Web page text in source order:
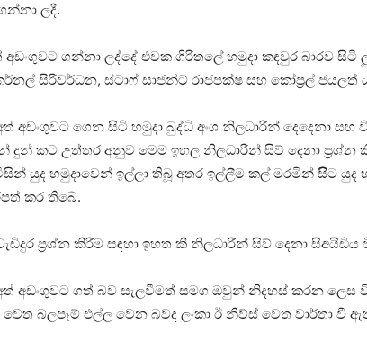
ලදී.
අඩංගුවට ගන්නා ලද්දේ එවක ගිරිතලේ හමුදා කඳවුර බාරව
සිරිවර්ධන, ස්ටාෆ් සාජන්ට් රාජපක්ෂ සහ කෝප්‍රල් ජයලත්
අඩංගුවට ගෙන සිටි හමුදා බුද්ධි අංශ නිලධාරීන් දෙදෙනා සහ
දුන් කට උත්තර අනුව මෙම ඉහල නිලධාරීන් සිව් දෙනා ප්‍රශ්න
යුද හමුදාවෙන් ඉල්ලා තිබූ අතර ඉල්ලීම කල් මරමින් සිිට යුද
කර තිබේ.
ප්‍රශ්න කිරීම සඳහා ඉහත කී නිලධාරීන් සිව් දෙනා
අඩංගුවට ගත් බව සැලවීමත් සමග ඔවුන් නිදහස් කරන ලෙස
බලපෑම් එල්ල වෙන බවද ලංකා ඊ නිව්ස් වෙත වාර්තා වී